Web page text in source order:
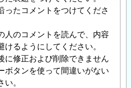
ったコメントをつけてくださ
人のコメントを読んで、内容
けるようにしてください。
に修正および削除できません
ボタンを使って間違いがない
い。